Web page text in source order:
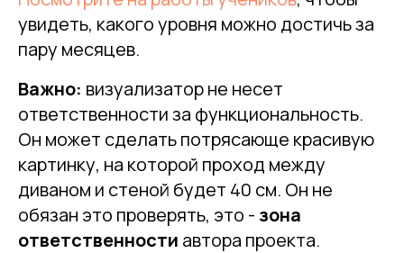
увидеть, какого уровня можно достичь за
пару месяцев.
Важно: визуализатор не несет
ответственности за функциональность.
Он может сделать потрясающе красивую
картинку, на которой проход между
диваном и стеной будет 40 см. Он не
обязан это проверять, это -зона
ответственности автора проекта.